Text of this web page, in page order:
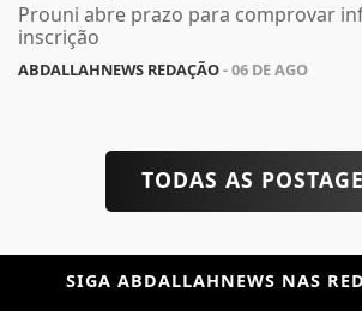
Prouni abre prazo para comprovar
inscrição
ABDALLAHNEWS REDAÇÃO- 06 DE AGO
TODAS AS
SIGA ABDALLAHNEWS NAS